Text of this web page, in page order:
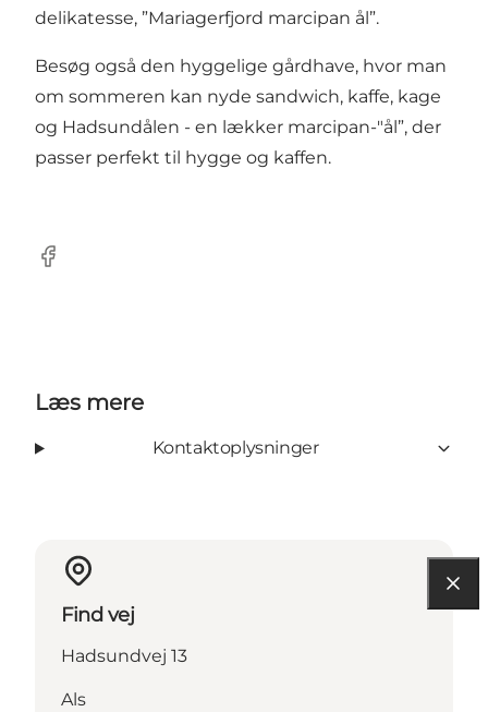
delikatesse, ”Mariagerfjord marcipan ål”.
Besøg også den hyggelige gårdhave, hvor man
om sommeren kan nyde sandwich, kaffe, kage
og Hadsundålen - en lækker marcipan-"ål”, der
passer perfekt til hygge og kaffen.
Facebook
Læs mere
Kontaktoplysninger
Find vej
Hadsundvej 13
Als